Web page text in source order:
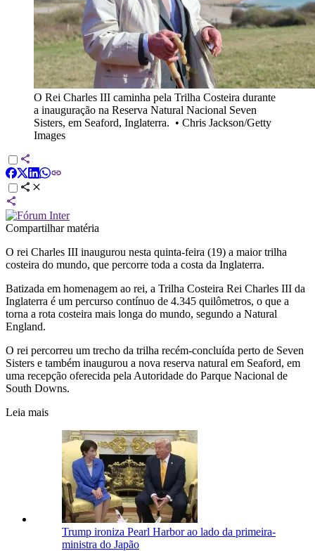
O Rei Charles III caminha pela Trilha Costeira durante
a inauguração na Reserva Natural Nacional Seven
Sisters, em Seaford, Inglaterra. • Chris Jackson/Getty
Images
Compartilhar matéria
O rei Charles III inaugurou nesta quinta-feira (19) a maior trilha
costeira do mundo, que percorre toda a costa da Inglaterra.
Batizada em homenagem ao rei, a Trilha Costeira Rei Charles III da
Inglaterra é um percurso contínuo de 4.345 quilômetros, o que a
torna a rota costeira mais longa do mundo, segundo a Natural
England.
O rei percorreu um trecho da trilha recém-concluída perto de Seven
Sisters e também inaugurou a nova reserva natural em Seaford, em
uma recepção oferecida pela Autoridade do Parque Nacional de
South Downs.
Leia mais
Trump ironiza Pearl Harbor ao lado da primeira-
ministra do Japão